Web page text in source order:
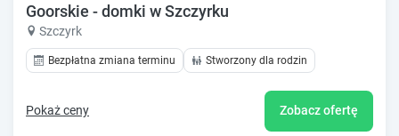
Goorskie - domki w Szczyrku
Szczyrk
Bezpłatna zmiana terminu Stworzony dla rodzin
Pokaż ceny Zobacz ofertę